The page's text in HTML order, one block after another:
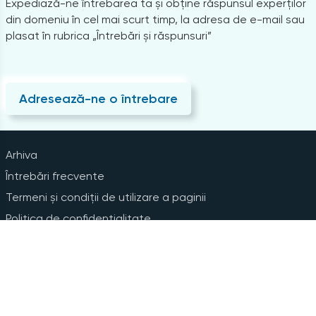
Expediază-ne întrebarea ta și obține răspunsul experților
din domeniu în cel mai scurt timp, la adresa de e-mail sau
plasat în rubrica „Întrebări și răspunsuri”
Adresează-ne o întrebare
Arhiva
Întrebări frecvente
Termeni și condiții de utilizare a paginii
Politica de confidențialitate